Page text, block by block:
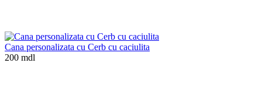
Cana personalizata cu Cerb cu caciulita
200 mdl